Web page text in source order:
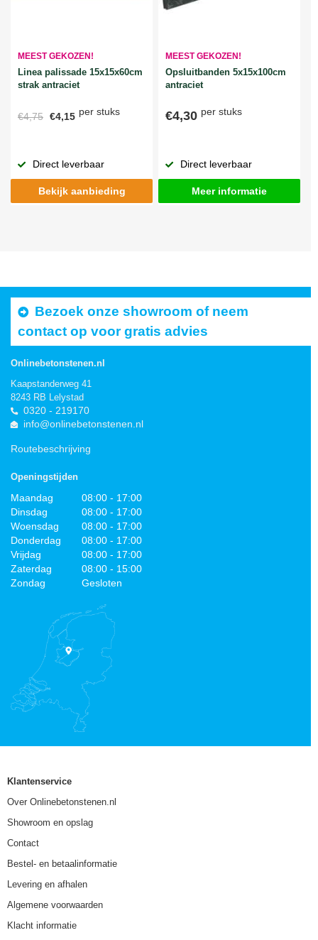
MEEST GEKOZEN!
Linea palissade 15x15x60cm
strak antraciet
€4,75 €4,15 per stuks
Direct leverbaar
Bekijk aanbieding
MEEST GEKOZEN!
Opsluitbanden 5x15x100cm
antraciet
€4,30 per stuks
Direct leverbaar
Meer informatie
Bezoek onze showroom of neem
contact op voor gratis advies
Onlinebetonstenen.nl
Kaapstanderweg 41
8243 RB Lelystad
0320 - 219170
info@onlinebetonstenen.nl
Routebeschrijving
Openingstijden
Maandag
08:00 - 17:00
Dinsdag
08:00 - 17:00
Woensdag
08:00 - 17:00
Donderdag
08:00 - 17:00
Vrijdag
08:00 - 17:00
Zaterdag
08:00 - 15:00
Zondag
Gesloten
Klantenservice
Over Onlinebetonstenen.nl
Showroom en opslag
Contact
Bestel- en betaalinformatie
Levering en afhalen
Algemene voorwaarden
Klacht informatie